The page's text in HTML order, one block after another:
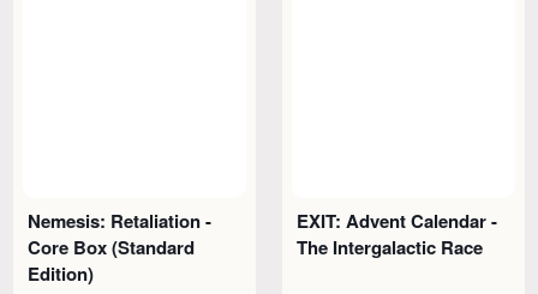
Nemesis: Retaliation -
Core Box (Standard
Edition)
EXIT: Advent Calendar -
The Intergalactic Race